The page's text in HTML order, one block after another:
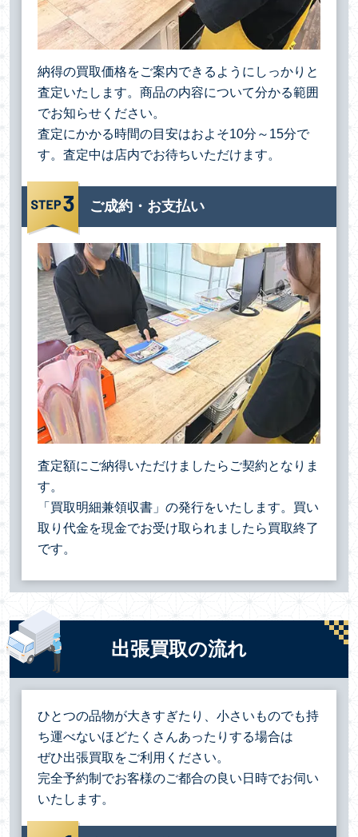
納得の買取価格をご案内できるようにしっかりと
査定いたします。商品の内容について分かる範囲
でお知らせください。
査定にかかる時間の目安はおよそ10分～15分で
す。査定中は店内でお待ちいただけます。
ご成約・お支払い
査定額にご納得いただけましたらご契約となりま
す。
「買取明細兼領収書」の発行をいたします。買い
取り代金を現金でお受け取られましたら買取終了
です。
出張買取の流れ
ひとつの品物が大きすぎたり、小さいものでも持
ち運べないほどたくさんあったりする場合は
ぜひ出張買取をご利用ください。
完全予約制でお客様のご都合の良い日時でお伺い
いたします。